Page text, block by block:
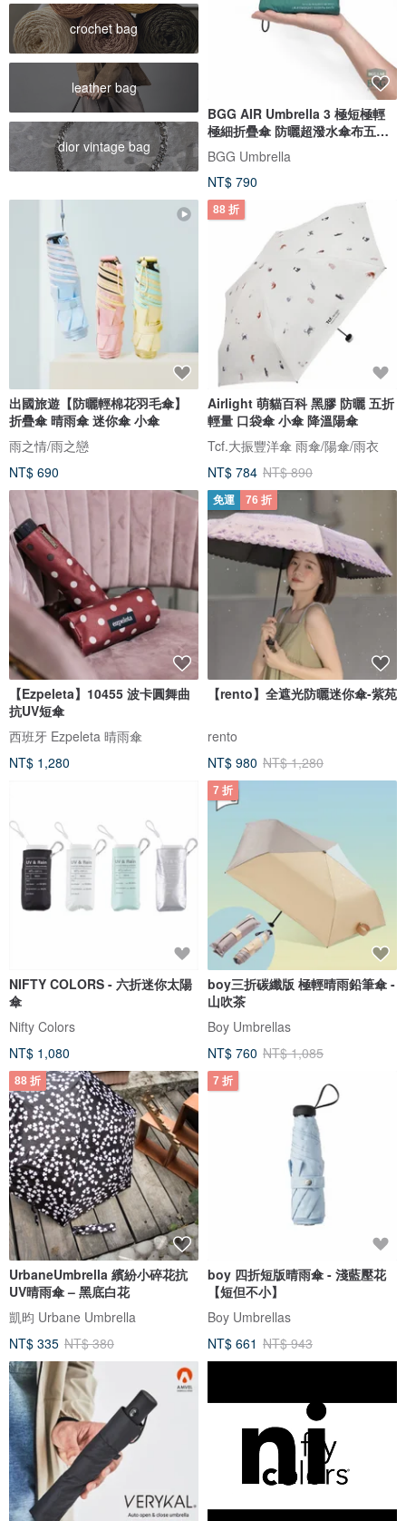
crochet bag
leather bag
dior vintage bag
BGG AIR Umbrella 3 極短極輕
極細折疊傘 防曬超潑水傘布五折
傘
BGG Umbrella
NT$ 790
出國旅遊【防曬輕棉花羽毛傘】
折疊傘 晴雨傘 迷你傘 小傘
雨之情/雨之戀
NT$ 690
88 折
Airlight 萌貓百科 黑膠 防曬 五折
輕量 口袋傘 小傘 降溫陽傘
Tcf.大振豐洋傘 雨傘/陽傘/雨衣
NT$ 784 NT$ 890
【Ezpeleta】10455 波卡圓舞曲
抗UV短傘
西班牙 Ezpeleta 晴雨傘
NT$ 1,280
免運 76 折
【rento】全遮光防曬迷你傘-紫苑
rento
NT$ 980 NT$ 1,280
NIFTY COLORS - 六折迷你太陽
傘
Nifty Colors
NT$ 1,080
7 折
boy三折碳纖版 極輕晴雨鉛筆傘 -
山吹茶
Boy Umbrellas
NT$ 760 NT$ 1,085
88 折
UrbaneUmbrella 繽紛小碎花抗
UV晴雨傘 – 黑底白花
凱昀 Urbane Umbrella
NT$ 335 NT$ 380
7 折
boy 四折短版晴雨傘 - 淺藍壓花
【短但不小】
Boy Umbrellas
NT$ 661 NT$ 943